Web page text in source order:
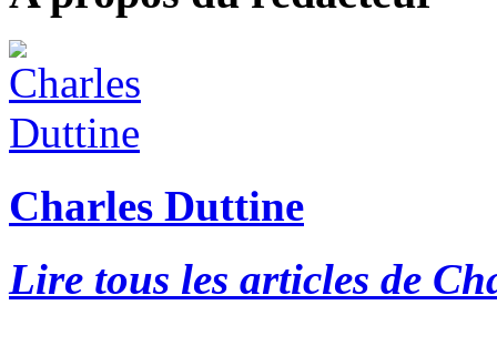
Charles Duttine
Lire tous les articles de